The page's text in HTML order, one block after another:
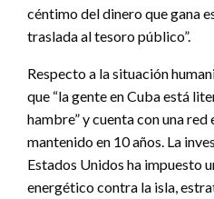
céntimo del dinero que gana
traslada al tesoro público”.
Respecto a la situación
que “la gente en Cuba está
hambre” y cuenta con una red
mantenido en 10 años. La
Estados Unidos ha impuesto
energético contra la isla,